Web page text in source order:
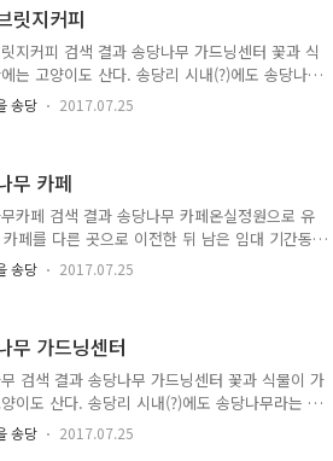
릿지커피
지커피 검색 결과 송당나무 가드닝센터 꽃과 식
는 고양이도 산다. 송당리 시내(?)에도 송당나무
쉬운데, 시내에 있는 곳은 확장 이전 하기 전
주인이 영업하는 듯 하다. 카페 외에도 식물 판
일 14:00 ~ 18:00 메뉴 및 가격 : 아메리카노 0.5
홍차, 녹차 0.5 허브차 0.5 제주댕유자차 0.7..
송당 2017.07.25
무 카페
카페 검색 결과 송당나무 카페온실정원으로 유
페를 다른 곳으로 이전한 뒤 남은 임대 기간동
페 옆에는 옛 정원의 흔적도 있다. 이 카페의
치해 지나가는 사람들을 구경할 수 있다는 점.
140 (송당리 874-4) 주소 : 제주특별자치도 제
송당리 1375-1)전화 : 064-784-8834 영업 시간 :
열고 싶을 때 열..
송당 2017.07.25
무 가드닝센터
검색 결과 송당나무 가드닝센터 꽃과 식물이 가
이도 산다. 송당리 시내(?)에도 송당나무라는 카
시내에 있는 곳은 확장 이전 하기 전 자리로
영업하는 듯 하다. 카페 외에도 식물 판매, 원
송당 2017.07.25